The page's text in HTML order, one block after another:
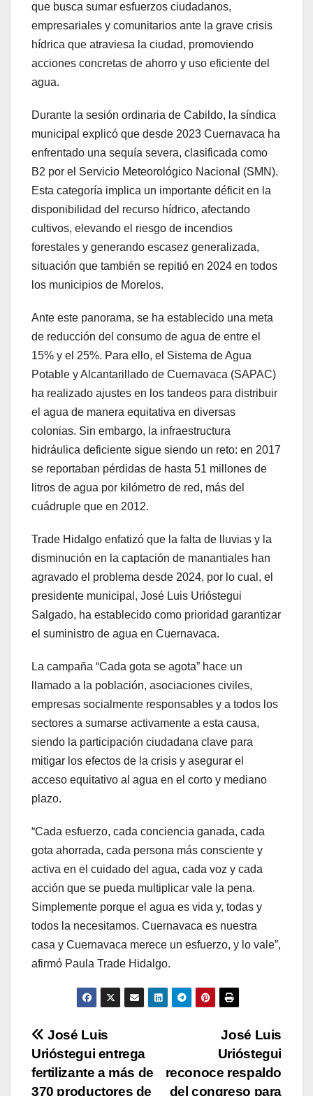
que busca sumar esfuerzos ciudadanos,
empresariales y comunitarios ante la grave crisis
hídrica que atraviesa la ciudad, promoviendo
acciones concretas de ahorro y uso eficiente del
agua.
Durante la sesión ordinaria de Cabildo, la síndica
municipal explicó que desde 2023 Cuernavaca ha
enfrentado una sequía severa, clasificada como
B2 por el Servicio Meteorológico Nacional (SMN).
Esta categoría implica un importante déficit en la
disponibilidad del recurso hídrico, afectando
cultivos, elevando el riesgo de incendios
forestales y generando escasez generalizada,
situación que también se repitió en 2024 en todos
los municipios de Morelos.
Ante este panorama, se ha establecido una meta
de reducción del consumo de agua de entre el
15% y el 25%. Para ello, el Sistema de Agua
Potable y Alcantarillado de Cuernavaca (SAPAC)
ha realizado ajustes en los tandeos para distribuir
el agua de manera equitativa en diversas
colonias. Sin embargo, la infraestructura
hidráulica deficiente sigue siendo un reto: en 2017
se reportaban pérdidas de hasta 51 millones de
litros de agua por kilómetro de red, más del
cuádruple que en 2012.
Trade Hidalgo enfatizó que la falta de lluvias y la
disminución en la captación de manantiales han
agravado el problema desde 2024, por lo cual, el
presidente municipal, José Luis Urióstegui
Salgado, ha establecido como prioridad garantizar
el suministro de agua en Cuernavaca.
La campaña “Cada gota se agota” hace un
llamado a la población, asociaciones civiles,
empresas socialmente responsables y a todos los
sectores a sumarse activamente a esta causa,
siendo la participación ciudadana clave para
mitigar los efectos de la crisis y asegurar el
acceso equitativo al agua en el corto y mediano
plazo.
“Cada esfuerzo, cada conciencia ganada, cada
gota ahorrada, cada persona más consciente y
activa en el cuidado del agua, cada voz y cada
acción que se pueda multiplicar vale la pena.
Simplemente porque el agua es vida y, todas y
todos la necesitamos. Cuernavaca es nuestra
casa y Cuernavaca merece un esfuerzo, y lo vale”,
afirmó Paula Trade Hidalgo.
Navegación
de
José Luis
Urióstegui
reconoce respaldo
del congreso para
José Luis
Urióstegui entrega
fertilizante a más de
370 productores de